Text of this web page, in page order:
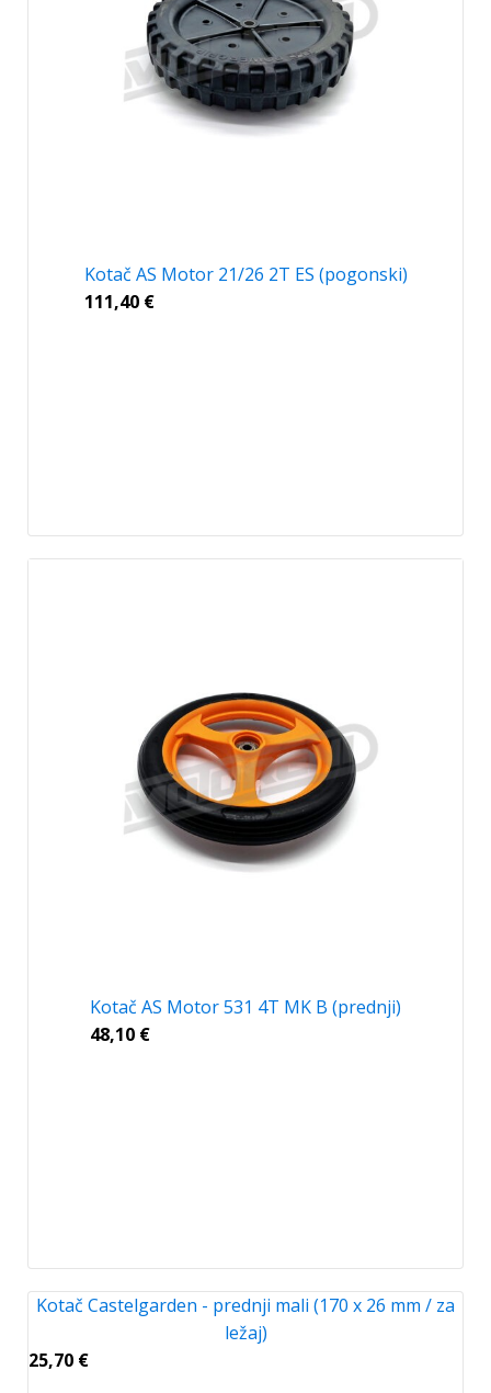
Kotač AS Motor 21/26 2T ES (pogonski)
111,40 €
Kotač AS Motor 531 4T MK B (prednji)
48,10 €
Kotač Castelgarden - prednji mali (170 x 26 mm / za
ležaj)
25,70 €